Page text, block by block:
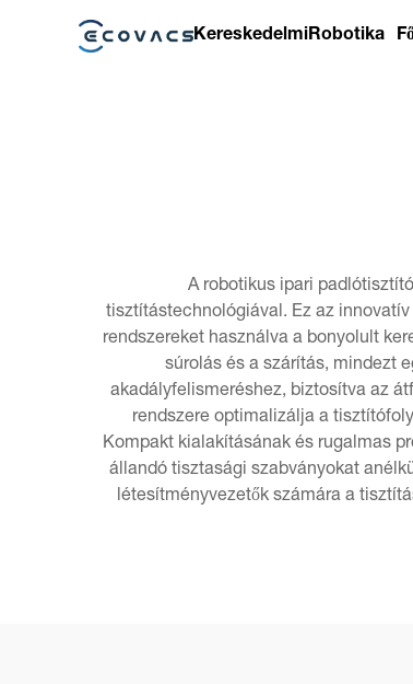
KereskedelmiRobotika
A robotikus ipari
tisztítástechnológiával. Ez az
rendszereket használva a bonyolult
súrolás és a szárítás, mindezt
akadályfelismeréshez, biztosítva az
rendszere optimalizálja a
Kompakt kialakításának és rugalmas
állandó tisztasági szabványokat
létesítményvezetők számára a